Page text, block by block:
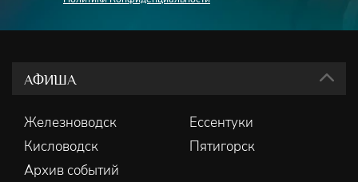
АФИША
Железноводск
Ессентуки
Кисловодск
Пятигорск
Архив событий